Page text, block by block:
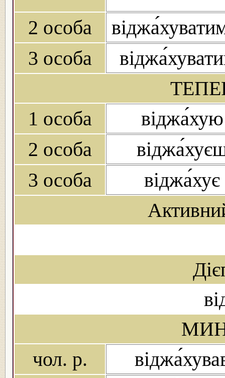
2 особа
3 особа
1 особа
віджа́хую
2 особа
3 особа
віджа́хує
чол. р.